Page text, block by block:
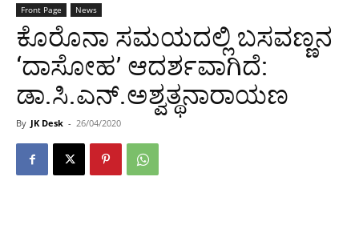
Front Page News
ಕೊರೊನಾ ಸಮಯದಲ್ಲಿ ಬಸವಣ್ಣನ
‘ದಾಸೋಹ’ ಆದರ್ಶವಾಗಿದೆ:
ಡಾ.ಸಿ.ಎನ್.ಅಶ್ವತ್ಥನಾರಾಯಣ
By JK Desk - 26/04/2020